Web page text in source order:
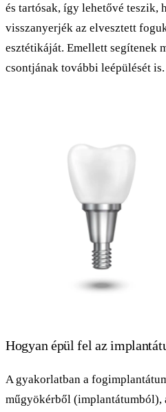
és tartósak, így lehetővé teszik,
visszanyerjék az elvesztett
esztétikáját. Emellett segítenek
csontjának további leépülését is.
Hogyan épül fel az
A gyakorlatban a
műgyökérből (implantátumból),